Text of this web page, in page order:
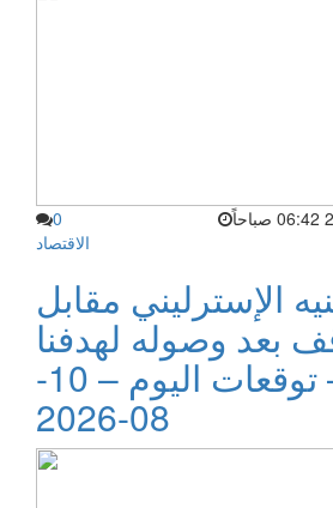
0
الاقتصاد
الإسترليني مقابل
بعد وصوله لهدفنا
السعري – توقعات اليوم – 10-
08-2026